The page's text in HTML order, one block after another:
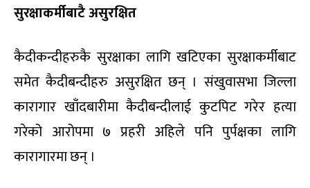
सुरक्षाकर्मीबाटै असुरक्षित
कैदीकन्दीहरुकै सुरक्षाका लागि खटिएका सुरक्षाकर्मीबाट
समेत कैदीबन्दीहरु असुरक्षित छन् । संखुवासभा जिल्ला
कारागार खाँदबारीमा कैदीबन्दीलाई कुटपिट गरेर हत्या
गरेको आरोपमा ७ प्रहरी अहिले पनि पुर्पक्षका लागि
कारागारमा छन् ।